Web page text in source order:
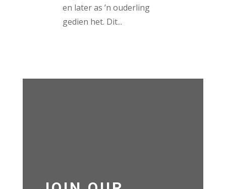
en later as ’n ouderling
gedien het. Dit...